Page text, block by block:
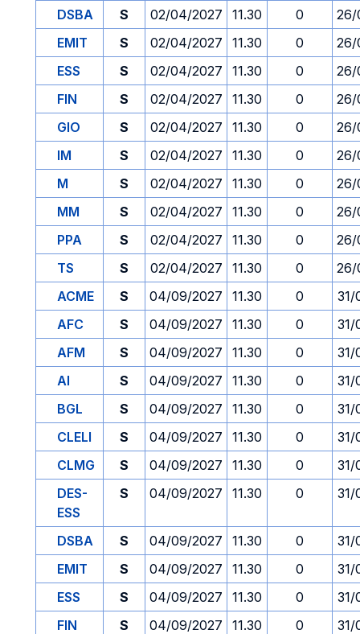
DSBA S 02/04/2027 11.30 0
26/
EMIT
S 02/04/2027 11.30 0
26/
ESS
S 02/04/2027 11.30 0
26/
FIN
S 02/04/2027 11.30 0
26/
GIO
S 02/04/2027 11.30 0
26/
IM
S 02/04/2027 11.30 0
26/
M
S 02/04/2027 11.30 0
26/
MM
S 02/04/2027 11.30 0
26/
PPA
S 02/04/2027 11.30 0
26/
TS
S 02/04/2027 11.30 0
26/
ACME
S 04/09/2027 11.30 0
31/
AFC
S 04/09/2027 11.30 0
31/
AFM
S 04/09/2027 11.30 0
31/
AI
S 04/09/2027 11.30 0
31/
BGL
S 04/09/2027 11.30 0
31/
CLELI
S 04/09/2027 11.30 0
31/
CLMG
S 04/09/2027 11.30 0
31/
DES-
ESS
S 04/09/2027 11.30 0 31/
DSBA S 04/09/2027 11.30 0
31/
EMIT
S 04/09/2027 11.30 0
31/
ESS
S 04/09/2027 11.30 0
31/
FIN
S 04/09/2027 11.30 0
31/